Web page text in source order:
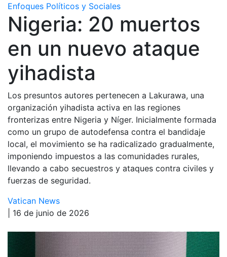
Enfoques Políticos y Sociales
Nigeria: 20 muertos
en un nuevo ataque
yihadista
Los presuntos autores pertenecen a Lakurawa, una
organización yihadista activa en las regiones
fronterizas entre Nigeria y Níger. Inicialmente formada
como un grupo de autodefensa contra el bandidaje
local, el movimiento se ha radicalizado gradualmente,
imponiendo impuestos a las comunidades rurales,
llevando a cabo secuestros y ataques contra civiles y
fuerzas de seguridad.
Vatican News
| 16 de junio de 2026